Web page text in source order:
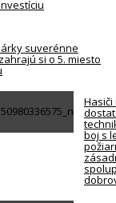
suverénne
si o 5. miesto
Hasiči
boj s